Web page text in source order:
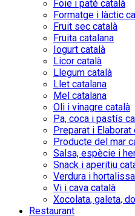
Foie i paté català
Formatge i làctic
Fruit sec català
Fruita catalana
Iogurt català
Licor català
Llegum català
Llet catalana
Mel catalana
Oli i vinagre català
Pa, coca i pastís
Preparat i Elaborat
Producte del mar
Salsa, espècie i
Snack i aperitiu
Verdura i
Vi i cava català
Xocolata, galeta,
Restaurant